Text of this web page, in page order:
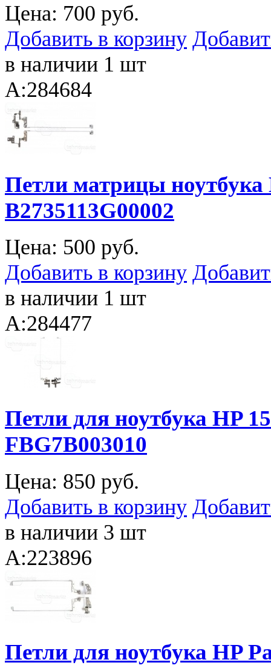
Цена: 700 руб.
Добавить в корзину
в наличии 1 шт
A:284684
Петли матрицы ноутбука
B2735113G00002
Цена: 500 руб.
Добавить в корзину
в наличии 1 шт
A:284477
Петли для ноутбука HP
FBG7B003010
Цена: 850 руб.
Добавить в корзину
в наличии 3 шт
A:223896
Петли для ноутбука HP